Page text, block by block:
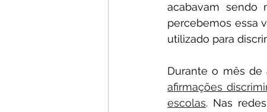
acabavam sendo
percebemos essa
utilizado para
afirmações
escolas. Nas